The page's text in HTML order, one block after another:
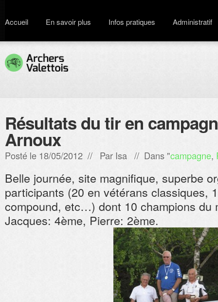
Accueil En savoir plus Infos pratiques Administratif
Résultats du tir en
Arnoux
Posté le 18/05/2012 // Par Isa // Dans "campagne,
Belle journée, site magnifique, superbe
participants (20 en vétérans classiques,
compound, etc…) dont 10 champions du
Jacques: 4ème, Pierre: 2ème.